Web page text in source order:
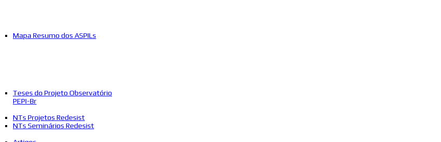
Mapa Resumo dos ASPILs
Teses do Projeto Observatório
PEPI-Br
NTs Projetos Redesist
NTs Seminários Redesist